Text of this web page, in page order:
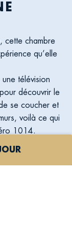
cette chambre
qu’elle
télévision
découvrir le
se coucher et
voilà ce qui
1014.